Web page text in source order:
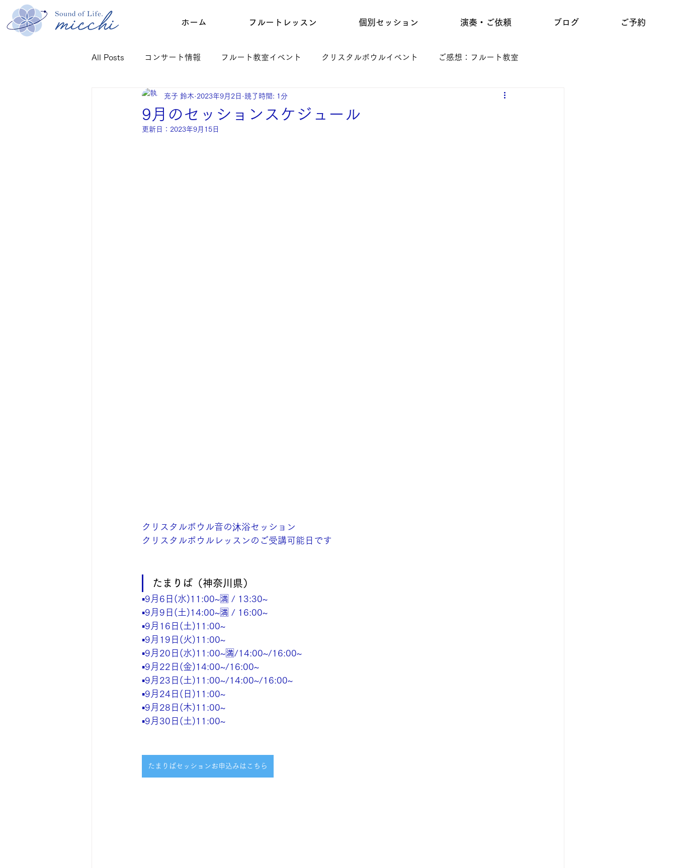
ホーム フルートレッスン 個別セッション 演奏・ご依頼 ブログ ご予約
All Posts コンサート情報 フルート教室イベント クリスタルボウルイベント ご感想：フルート教室
ご感想：クリスタルボウル
9月のセッションスケジュール
充子 鈴木 2023年9月2日 読了時間: 1分
更新日： 2023年9月15日
クリスタルボウル音の沐浴セッション
クリスタルボウルレッスンのご受講可能日です
たまりば（神奈川県）
▪️9月6日(水)11:00~🈵 / 13:30~
▪️9月9日(土)14:00~🈵 / 16:00~
▪️9月16日(土)11:00~
▪️9月19日(火)11:00~
▪️9月20日(水)11:00~🈵/14:00~/16:00~
▪️9月22日(金)14:00~/16:00~
▪️9月23日(土)11:00~/14:00~/16:00~
▪️9月24日(日)11:00~
▪️9月28日(木)11:00~
▪️9月30日(土)11:00~
たまりばセッションお申込みはこちら